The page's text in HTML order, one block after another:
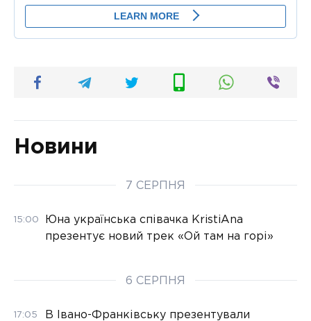
Новини
7 СЕРПНЯ
15:00
Юна українська співачка KristiAna
презентує новий трек «Ой там на горі»
6 СЕРПНЯ
17:05
В Івано-Франківську презентували